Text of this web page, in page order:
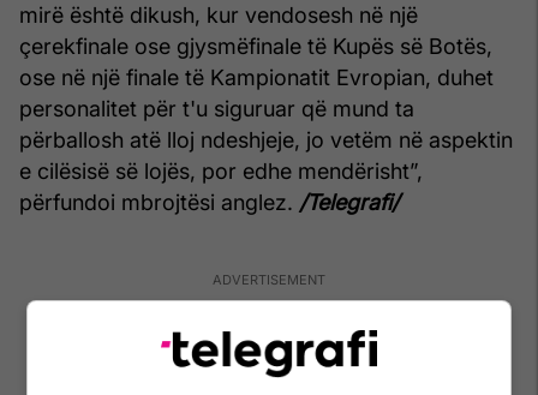
mirë është dikush, kur vendosesh në një
çerekfinale ose gjysmëfinale të Kupës së Botës,
ose në një finale të Kampionatit Evropian, duhet
personalitet për t'u siguruar që mund ta
përballosh atë lloj ndeshjeje, jo vetëm në aspektin
e cilësisë së lojës, por edhe mendërisht”,
përfundoi mbrojtësi anglez. /Telegrafi/